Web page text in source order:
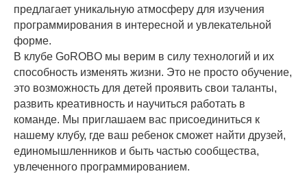
предлагает уникальную атмосферу для изучения
программирования в интересной и увлекательной
форме.
В клубе GoROBO мы верим в силу технологий и их
способность изменять жизни. Это не просто обучение,
это возможность для детей проявить свои таланты,
развить креативность и научиться работать в
команде. Мы приглашаем вас присоединиться к
нашему клубу, где ваш ребенок сможет найти друзей,
единомышленников и быть частью сообщества,
увлеченного программированием.